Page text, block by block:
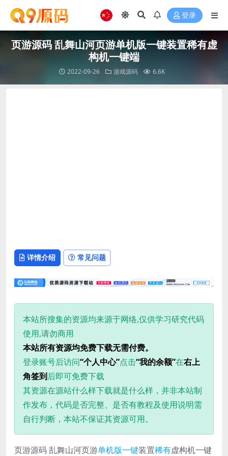
登录
页游源码 乱舞山河页游单机版一键装置稀有虚
构机一键端
2022-09-26 游戏源码 6.6K
详情介绍 常见问题
本站所搜集的资源均来源于网络,仅供学习研究代码
使用,请勿商用
本站所有资源均免费下载无需付费。
登录账号后访问“个人中心”点击“我的余额”在右上
角签到后即可免费下载
其资源在源站什么样下载就是什么样，并非本站制
作发布，代码是否完整、是否有教程及使用说明需
自行判断，本站不保证其资源可用。
页游源码 乱舞山河页游单机版一键装置稀有虚构机一键